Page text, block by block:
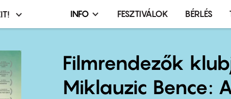
Infó,
terembérlés
menü
INFO FESZTIVÁLOK BÉRLÉS
Filmrendezők
Miklauzic Bence: